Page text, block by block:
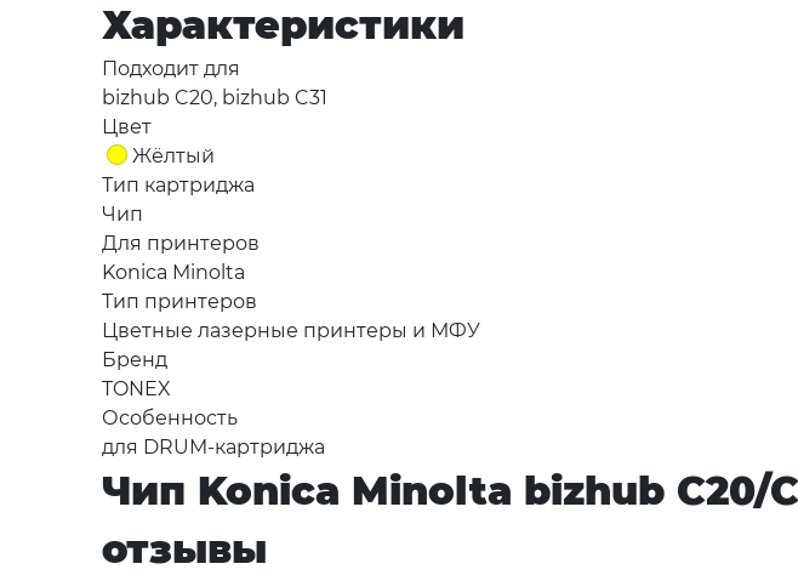
Характеристики
Подходит для
bizhub C20, bizhub C31
Цвет
Жёлтый
Тип картриджа
Чип
Для принтеров
Konica Minolta
Тип принтеров
Цветные лазерные принтеры и МФУ
Бренд
TONEX
Особенность
для DRUM-картриджа
Чип Konica Minolta bizhub C20/
отзывы